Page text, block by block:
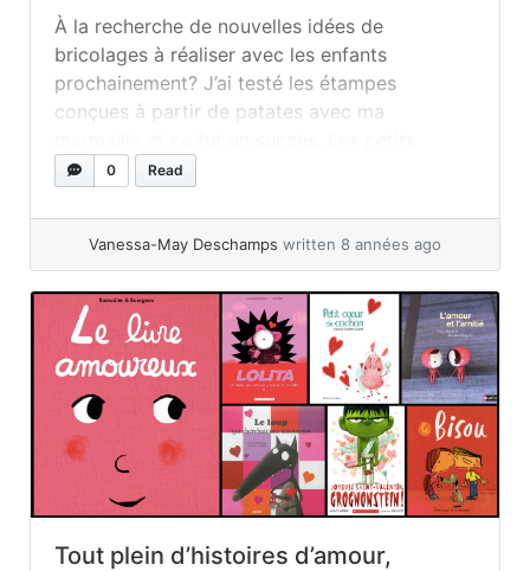
À la recherche de nouvelles idées de
bricolages à réaliser avec les enfants
prochainement? J’ai testé les étampes
conçues à partir de patates avec ma
auront assurément besoin d’aide et de
(le couteau), mais somme toute c’est un DIY
simple, peu... » read more
0 Read
Vanessa-May Deschamps written 8 années ago
Tout plein d’histoires d’amour,